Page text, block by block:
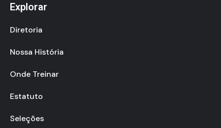
Explorar
Diretoria
Nossa História
Onde Treinar
Estatuto
Seleções